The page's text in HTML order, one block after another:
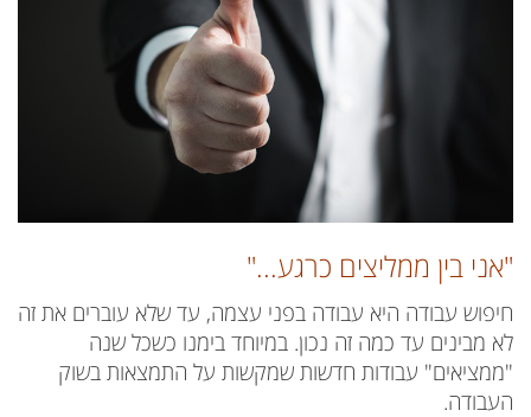
"אני בין ממליצים כרגע..."
חיפוש עבודה היא עבודה בפני עצמה, עד שלא עוברים את זה
לא מבינים עד כמה זה נכון. במיוחד בימנו כשכל שנה
"ממציאים" עבודות חדשות שמקשות על התמצאות בשוק
העבודה.